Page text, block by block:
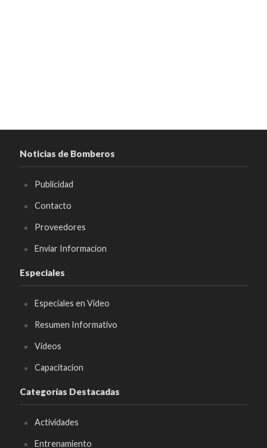
Noticias de Bomberos
Publicidad
Contacto
Proveedores
Enviar Informacion
Especiales
Especiales en Video
Resumen Informativo
Videos
Capacitacion
Categorías Destacadas
Actividades
Entrenamiento